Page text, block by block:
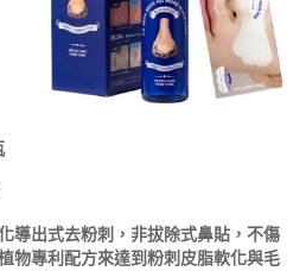
導出式去粉刺，非拔除式鼻貼，不傷
物專利配方來達到粉刺皮脂軟化與毛